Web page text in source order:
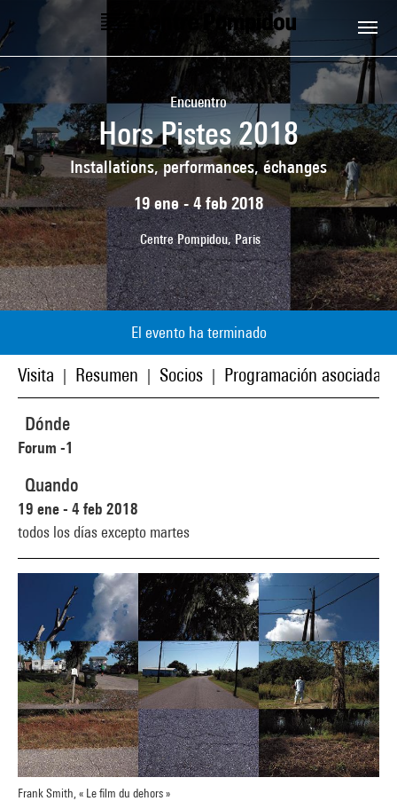
Skip to main content
Centre Pompidou
Encuentro
Hors Pistes 2018
Installations, performances, échanges
19 ene - 4 feb 2018
Centre Pompidou, Paris
El evento ha terminado
Visita Resumen Socios Programación asociada
Frank Smith, « Le film du dehors »
Dónde
Forum -1
Quando
19 ene - 4 feb 2018
todos los días excepto martes